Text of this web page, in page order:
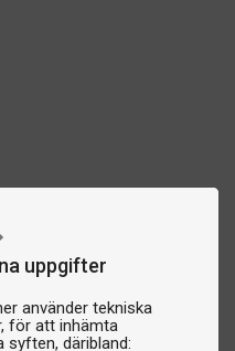
uppgifter
använder tekniska
för att inhämta
däribland: